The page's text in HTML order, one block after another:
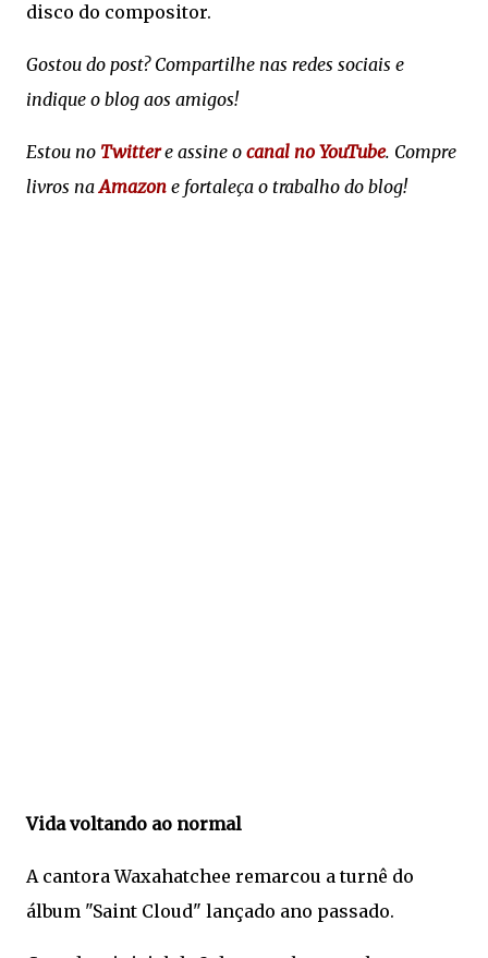
disco do compositor.
Gostou do post? Compartilhe nas redes sociais e
indique o blog aos amigos!
Estou no Twittere assine o canal no YouTube. Compre
livros naAmazon e fortaleça o trabalho do blog!
Vida voltando ao normal
A cantora Waxahatchee remarcou a turnê do
álbum "Saint Cloud" lançado ano passado.